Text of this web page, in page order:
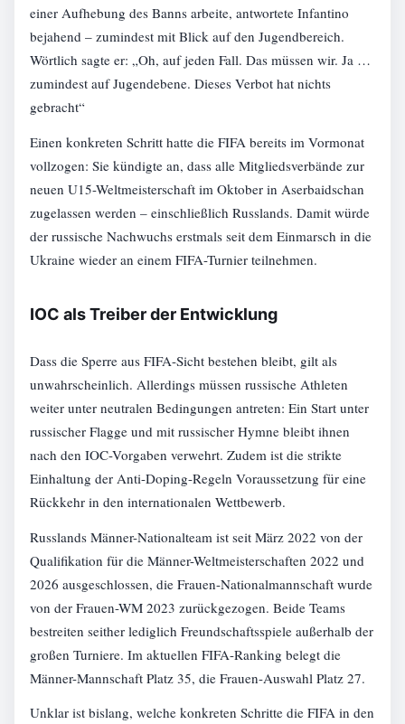
einer Aufhebung des Banns arbeite, antwortete Infantino
bejahend – zumindest mit Blick auf den Jugendbereich.
Wörtlich sagte er: „Oh, auf jeden Fall. Das müssen wir. Ja …
zumindest auf Jugendebene. Dieses Verbot hat nichts
gebracht“
Einen konkreten Schritt hatte die FIFA bereits im Vormonat
vollzogen: Sie kündigte an, dass alle Mitgliedsverbände zur
neuen U15-Weltmeisterschaft im Oktober in Aserbaidschan
zugelassen werden – einschließlich Russlands. Damit würde
der russische Nachwuchs erstmals seit dem Einmarsch in die
Ukraine wieder an einem FIFA-Turnier teilnehmen.
IOC als Treiber der Entwicklung
Dass die Sperre aus FIFA-Sicht bestehen bleibt, gilt als
unwahrscheinlich. Allerdings müssen russische Athleten
weiter unter neutralen Bedingungen antreten: Ein Start unter
russischer Flagge und mit russischer Hymne bleibt ihnen
nach den IOC-Vorgaben verwehrt. Zudem ist die strikte
Einhaltung der Anti-Doping-Regeln Voraussetzung für eine
Rückkehr in den internationalen Wettbewerb.
Russlands Männer-Nationalteam ist seit März 2022 von der
Qualifikation für die Männer-Weltmeisterschaften 2022 und
2026 ausgeschlossen, die Frauen-Nationalmannschaft wurde
von der Frauen-WM 2023 zurückgezogen. Beide Teams
bestreiten seither lediglich Freundschaftsspiele außerhalb der
großen Turniere. Im aktuellen FIFA-Ranking belegt die
Männer-Mannschaft Platz 35, die Frauen-Auswahl Platz 27.
Unklar ist bislang, welche konkreten Schritte die FIFA in den